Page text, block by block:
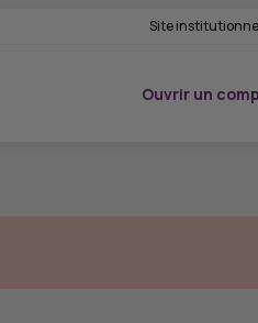
Site
Ouvrir un